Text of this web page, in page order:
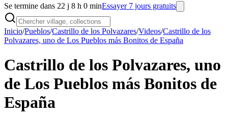
Se termine dans 22 j 8 h 0 minEssayer 7 jours gratuits
Inicio/Pueblos/Castrillo de los Polvazares/Videos/Castrillo de los
Polvazares, uno de Los Pueblos más Bonitos de España
Castrillo de los Polvazares, uno
de Los Pueblos más Bonitos de
España